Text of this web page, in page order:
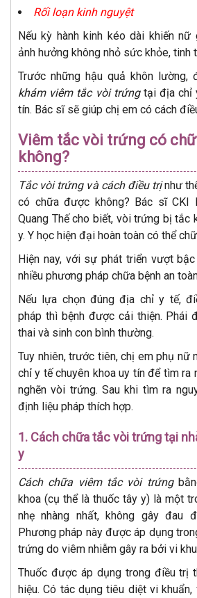
Rối loạn kinh nguyệt
Nếu kỳ hành kinh kéo dài khiến nữ
ảnh hưởng không nhỏ sức khỏe, tinh
Trước những hậu quả khôn lường,
khám viêm tắc vòi trứngtại địa chỉ
tín. Bác sĩ sẽ giúp chị em có cách
Viêm tắc vòi trứng có
không?
Tắc vòi trứng và cách điều trịnhư
có chữa được không? Bác sĩ CKI
Quang Thế cho biết, vòi trứng bị tắc
y. Y học hiện đại hoàn toàn có thể
Hiện nay, với sự phát triển vượt
nhiều phương pháp chữa bệnh an
Nếu lựa chọn đúng địa chỉ y tế,
pháp thì bệnh được cải thiện. Phái
thai và sinh con bình thường.
Tuy nhiên, trước tiên, chị em phụ nữ
chỉ y tế chuyên khoa uy tín để tìm ra
nghẽn vòi trứng. Sau khi tìm ra
định liệu pháp thích hợp.
1. Cách chữa tắc vòi trứng tại
y
Cách chữa viêm tắc vòi trứng
khoa (cụ thể là thuốc tây y) là một
nhẹ nhàng nhất, không gây đau
Phương pháp này được áp dụng
trứng do viêm nhiễm gây ra bởi vi
Thuốc được áp dụng trong điều trị
hiệu. Có tác dụng tiêu diệt vi